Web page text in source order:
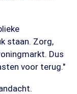
staan. Zorg,
Dus
voor terug."